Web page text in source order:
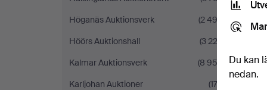
Höganäs Auktionsverk
(2 492)
Höörs Auktionshall
(3 222)
Kalmar Auktionsverk
(8 953)
Karljohan Auktioner
(174)
Du kan
nedan.